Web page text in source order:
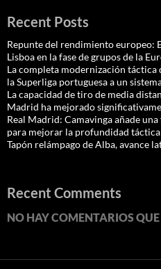
Recent Posts
Repunte del rendimiento europeo:
Lisboa en la fase de grupos de la
La completa modernización
la Superliga portuguesa a un
La capacidad de tiro de media
Madrid ha mejorado
Real Madrid: Camavinga añade
para mejorar la profundidad táctica
Tapón relámpago de Alba, avance
Recent Comments
NO HAY COMENTARIOS